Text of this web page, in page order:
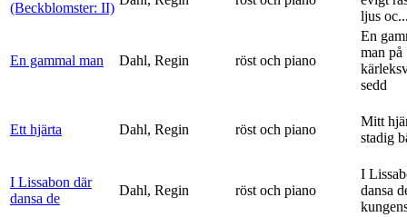
(Beckblomster: II)
ljus
En gammal man Dahl, Regin röst och piano
En
man på
sedd
Ett hjärta Dahl, Regin röst och piano
Mitt
stadig
I Lissabon där
dansa de
Dahl, Regin röst och piano
I
dansa